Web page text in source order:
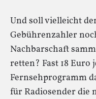
Und soll vielleicht
Gebührenzahler
Nachbarschaft
retten? Fast 18
Fernsehprogramm
für Radiosender die